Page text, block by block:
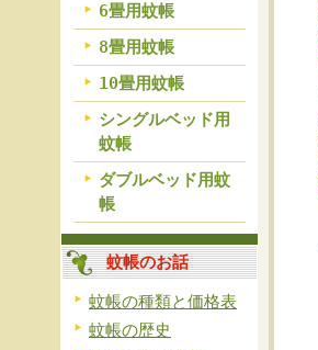
6畳用蚊帳
8畳用蚊帳
10畳用蚊帳
シングルベッド用
蚊帳
ダブルベッド用蚊
帳
蚊帳のお話
蚊帳の種類と価格表
蚊帳の歴史